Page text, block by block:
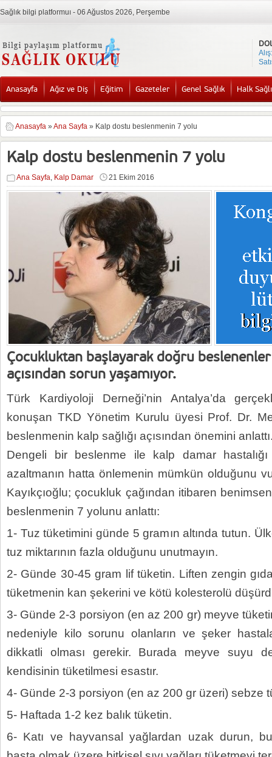
Sağlık bilgi platformuı - 06 Ağustos 2026, Perşembe
Alış:
Anasayfa Ağız ve Diş Eğitim Gazeteler Genel Sağlık Halk
Anasayfa » Ana Sayfa » Kalp dostu beslenmenin 7 yolu
Kalp dostu beslenmenin 7 yolu
Ana Sayfa, Kalp Damar 21 Ekim 2016
Çocukluktan başlayarak doğru beslenenler
açısından sorun yaşamıyor.
Türk Kardiyoloji Derneği’nin Antalya’da
konuşan TKD Yönetim Kurulu üyesi Prof. Dr.
beslenmenin kalp sağlığı açısından önemini
Dengeli bir beslenme ile kalp damar
azaltmanın hatta önlemenin mümkün olduğunu
Kayıkçıoğlu; çocukluk çağından itibaren
beslenmenin 7 yolunu anlattı:
1- Tuz tüketimini günde 5 gramın altında tutun.
tuz miktarının fazla olduğunu unutmayın.
2- Günde 30-45 gram lif tüketin. Liften zengin
tüketmenin kan şekerini ve kötü kolesterolü
3- Günde 2-3 porsiyon (en az 200 gr) meyve
nedeniyle kilo sorunu olanların ve şeker
dikkatli olması gerekir. Burada meyve suyu
kendisinin tüketilmesi esastır.
4- Günde 2-3 porsiyon (en az 200 gr üzeri) sebze
5- Haftada 1-2 kez balık tüketin.
6- Katı ve hayvansal yağlardan uzak durun,